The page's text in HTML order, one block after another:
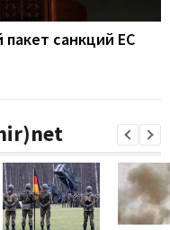
пакет санкций ЕС